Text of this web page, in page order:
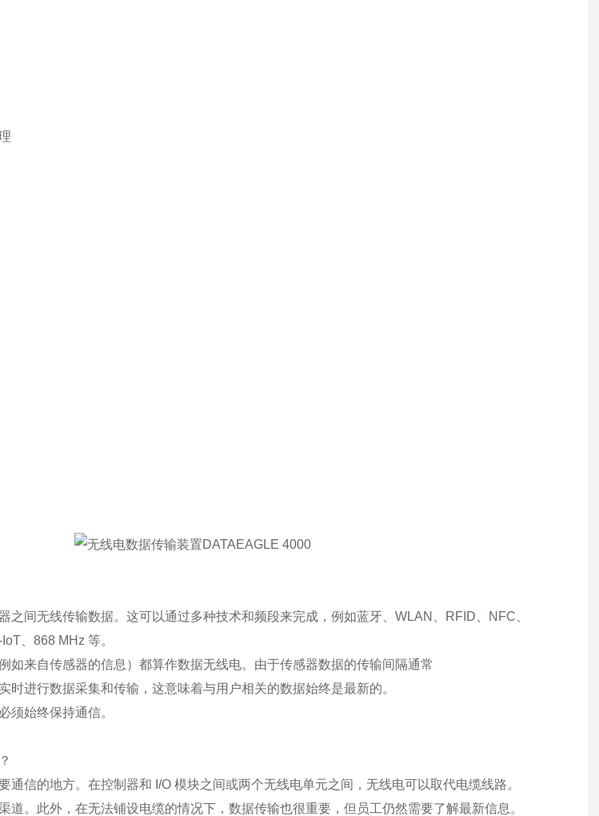
之间无线传输数据。这可以通过多种技术和频段来完成，例如蓝牙、WLAN、RFID、NFC、
、868 MHz 等。
如来自传感器的信息）都算作数据无线电。由于传感器数据的传输间隔通常
时进行数据采集和传输，这意味着与用户相关的数据始终是最新的。
须始终保持通信。
通信的地方。在控制器和 I/O 模块之间或两个无线电单元之间，无线电可以取代电缆线路。
道。此外，在无法铺设电缆的情况下，数据传输也很重要，但员工仍然需要了解最新信息。